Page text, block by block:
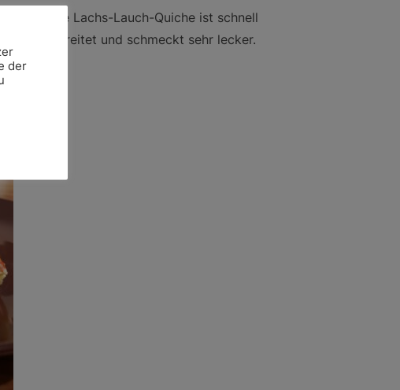
Diese Lachs-Lauch-Quiche ist schnell
zubereitet und schmeckt sehr lecker.
der